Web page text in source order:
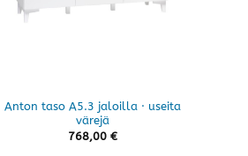
Anton taso A5.3 jaloilla · useita
värejä
768,00 €